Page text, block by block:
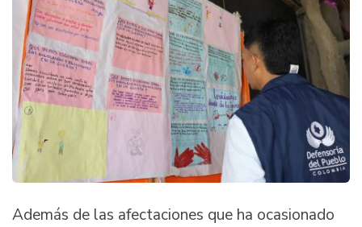
Además de las afectaciones que ha ocasionado